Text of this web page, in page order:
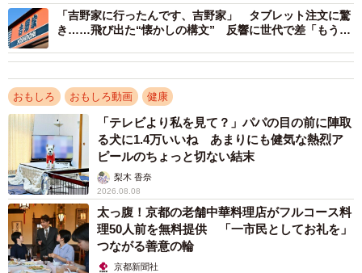
りました。“パン包丁ではギコギコしていたのに、糸ようじ
では本当にギコギコせずにスルッと入る”という過去のネタ
との見事な対比がなされています。さらに、懐かしい映像
や音MAD要素をふんだんに盛り込んだことが、今回の大き
な反響につながりました。
コメント欄には「公式！？」「公式がこれ出してるのおも
ろ」と驚く声が寄せられているほか、「わかる範囲でミー
ムまとめた」と、有名ミームを紹介するユーザーも現れて
います。音MADなど、かつてのニコニコ動画を見ていた世
代のインターネットユーザーに深く刺さる面白動画となっ
ています。
「吉野家に行ったんです、吉野家」 タブレット注文に驚
き……飛び出た“懐かしの構文” 反響に世代で差「もう25
おもしろ おもしろ動画 健康
「テレビより私を見て？」パパの目の前に陣取
る犬に1.4万いいね あまりにも健気な熱烈ア
ピールのちょっと切ない結末
梨木 香奈
2026.08.08
太っ腹！京都の老舗中華料理店がフルコース料
理50人前を無料提供 「一市民としてお礼を」
つながる善意の輪
京都新聞社